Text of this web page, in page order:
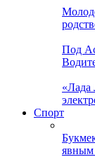
Под
«Лада
Спорт